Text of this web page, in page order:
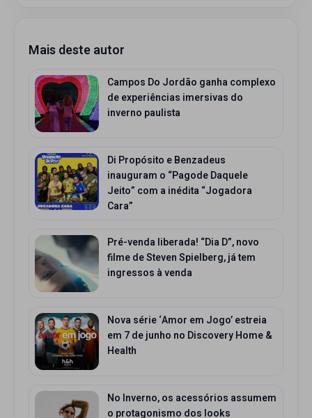
Mais deste autor
Campos Do Jordão ganha complexo
de experiências imersivas do
inverno paulista
Di Propósito e Benzadeus
inauguram o “Pagode Daquele
Jeito” com a inédita “Jogadora
Cara”
Pré-venda liberada! “Dia D”, novo
filme de Steven Spielberg, já tem
ingressos à venda
Nova série ‘Amor em Jogo’ estreia
em 7 de junho no Discovery Home &
Health
No Inverno, os acessórios assumem
o protagonismo dos looks